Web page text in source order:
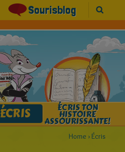
Sourisblog
ÉCRIS ÉCRIS TON
HISTOIRE
ASSOURISSANTE!
Home ›Écris